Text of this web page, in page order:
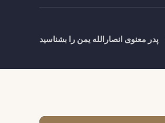
پدر معنوی انصارالله یمن را بشناسید